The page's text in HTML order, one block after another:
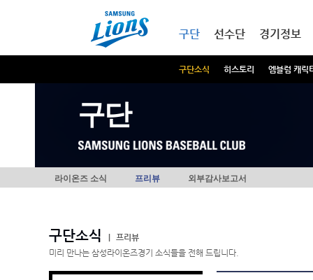
구단
구단소식 히스토리 엠블럼 캐릭
선수단 경기정보
구단
라이온즈 소식 프리뷰 외부감사보고서
구단소식
프리뷰
미리 만나는 삼성라이온즈경기 소식들을 전해 드립니다.